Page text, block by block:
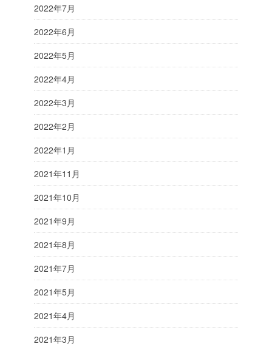
2022年7月
2022年6月
2022年5月
2022年4月
2022年3月
2022年2月
2022年1月
2021年11月
2021年10月
2021年9月
2021年8月
2021年7月
2021年5月
2021年4月
2021年3月